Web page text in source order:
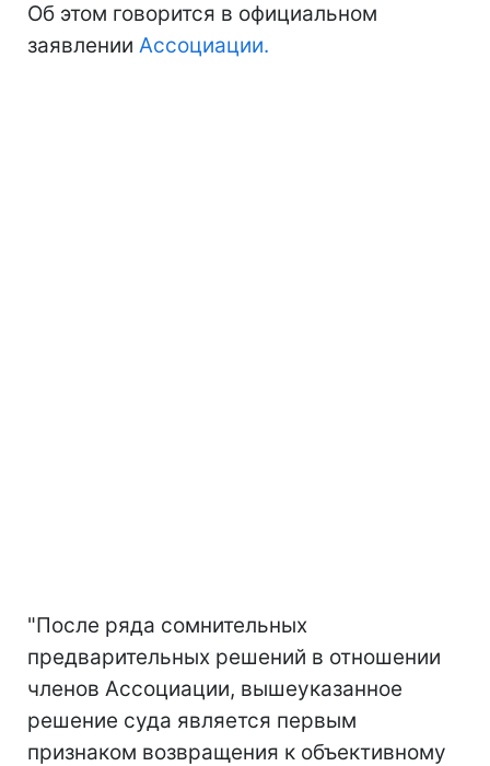
Об этом говорится в официальном
заявлении Ассоциации.
"После ряда сомнительных
предварительных решений в отношении
членов Ассоциации, вышеуказанное
решение суда является первым
признаком возвращения к объективному